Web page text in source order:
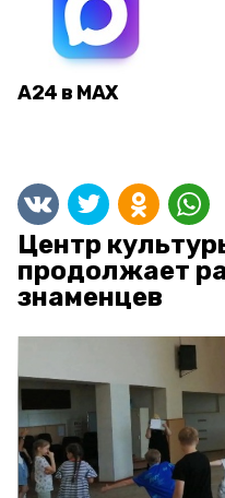
А24 в MAX
Центр
продолжает
знаменцев